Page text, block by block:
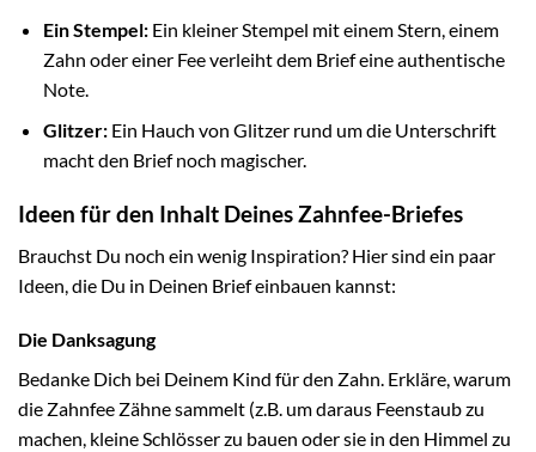
Ein Stempel:Ein kleiner Stempel mit einem Stern, einem
Zahn oder einer Fee verleiht dem Brief eine authentische
Note.
Glitzer:Ein Hauch von Glitzer rund um die Unterschrift
macht den Brief noch magischer.
Ideen für den Inhalt Deines Zahnfee-Briefes
Brauchst Du noch ein wenig Inspiration? Hier sind ein paar
Ideen, die Du in Deinen Brief einbauen kannst:
Die Danksagung
Bedanke Dich bei Deinem Kind für den Zahn. Erkläre, warum
die Zahnfee Zähne sammelt (z.B. um daraus Feenstaub zu
machen, kleine Schlösser zu bauen oder sie in den Himmel zu